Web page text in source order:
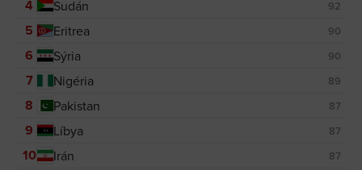
4 Sudán 92
5 Eritrea 90
6 Sýria 90
7 Nigéria 89
8 Pakistan 87
9 Líbya 87
10 Irán 87